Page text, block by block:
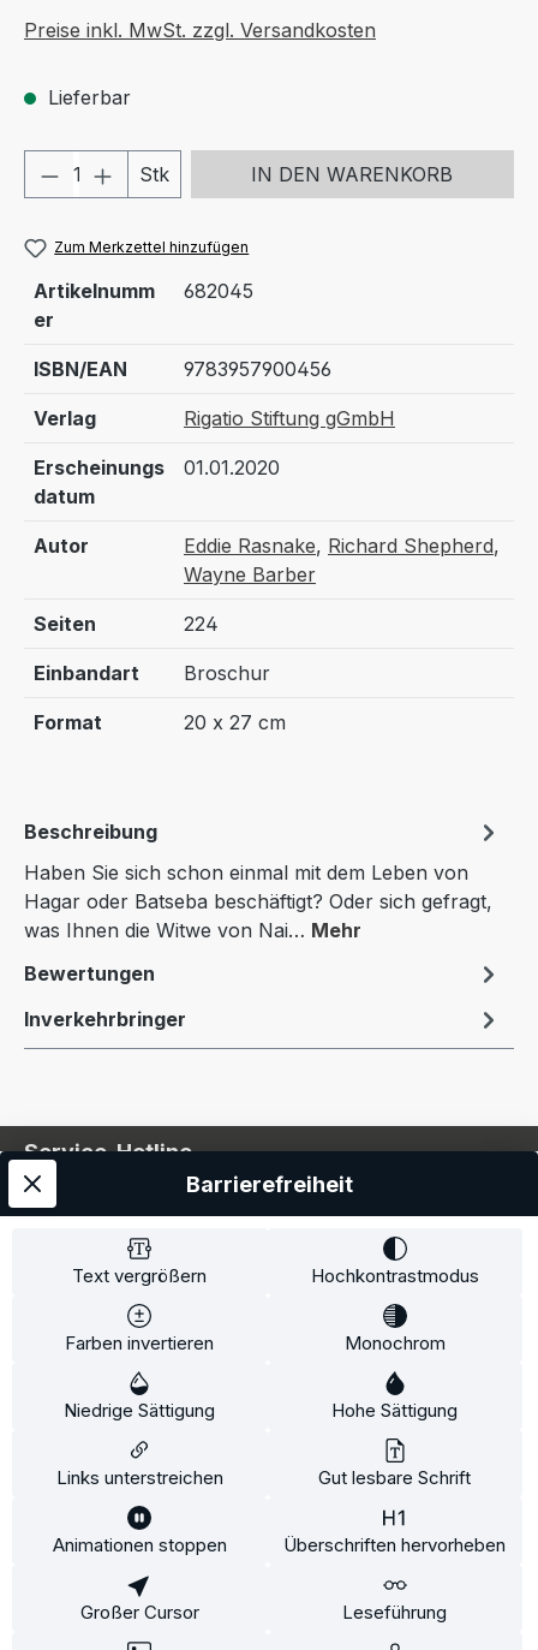
Preise inkl. MwSt. zzgl. Versandkosten
Lieferbar
Produkt Anzahl: Gib den
Stk IN DEN WARENKORB
Zum Merkzettel hinzufügen
Artikelnumm
er
682045
ISBN/EAN 9783957900456
Verlag Rigatio Stiftung gGmbH
Erscheinungs
datum
01.01.2020
Autor Eddie Rasnake, Richard Shepherd,
Wayne Barber
Seiten 224
Einbandart Broschur
Format 20 x 27 cm
Beschreibung
Haben Sie sich schon einmal mit dem Leben von
Hagar oder Batseba beschäftigt? Oder sich gefragt,
was Ihnen die Witwe von Nai… Mehr
Bewertungen
Inverkehrbringer
Service-Hotline
Service
Information
* Alle Preise inkl. gesetzl. Mehrwertsteuer zzgl.
und ggf. Nachnahmegebühren, wenn
Text vergrößern Hochkontrastmodus
Farben invertieren Monochrom
Niedrige Sättigung Hohe Sättigung
Links unterstreichen Gut lesbare Schrift
Animationen stoppen Überschriften hervorheben
Großer Cursor Leseführung
Barrierefreiheit
Diese Website verwendet Cookies, um eine bestmögliche
Erfahrung bieten zu können.
Mehr Informationen ...
Nur technisch notwendige